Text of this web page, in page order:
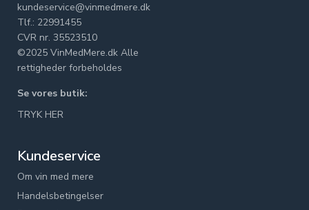
kundeservice@vinmedmere.dk
Tlf.: 22991455
CVR nr. 35523510
©2025 VinMedMere.dk Alle
rettigheder forbeholdes
Se vores butik:
TRYK HER
Kundeservice
Om vin med mere
Handelsbetingelser